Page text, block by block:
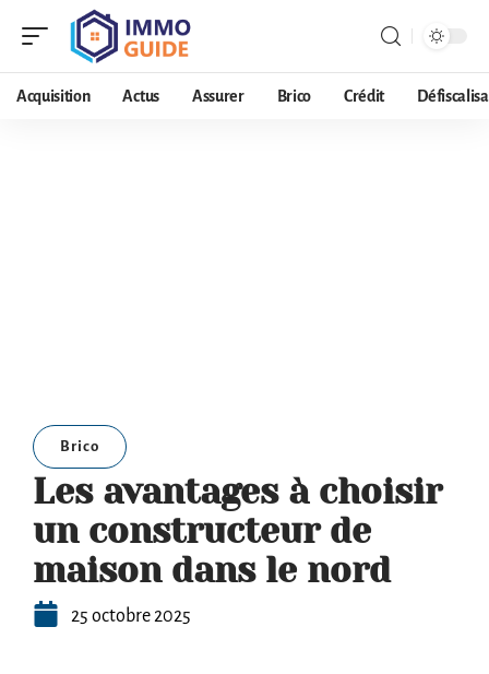
Acquisition Actus Assurer Brico Crédit
Brico
Les avantages à choisir
un constructeur de
maison dans le nord
25 octobre 2025